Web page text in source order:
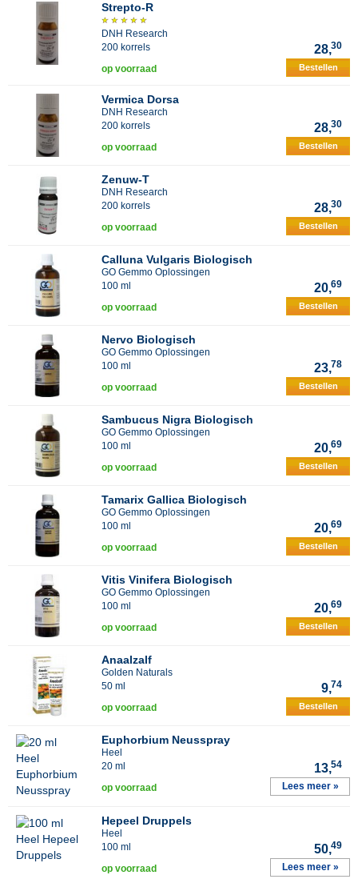
Strepto-R
DNH Research
200 korrels
28,30
op voorraad Bestellen
Vermica Dorsa
DNH Research
200 korrels
28,30
op voorraad Bestellen
Zenuw-T
DNH Research
200 korrels
28,30
op voorraad Bestellen
Calluna Vulgaris Biologisch
GO Gemmo Oplossingen
100 ml
20,69
op voorraad Bestellen
Nervo Biologisch
GO Gemmo Oplossingen
100 ml
23,78
op voorraad Bestellen
Sambucus Nigra Biologisch
GO Gemmo Oplossingen
100 ml
20,69
op voorraad Bestellen
Tamarix Gallica Biologisch
GO Gemmo Oplossingen
100 ml
20,69
op voorraad Bestellen
Vitis Vinifera Biologisch
GO Gemmo Oplossingen
100 ml
20,69
op voorraad Bestellen
Anaalzalf
Golden Naturals
50 ml
9,74
op voorraad Bestellen
Euphorbium Neusspray
Heel
20 ml
13,54
op voorraad Lees meer »
Hepeel Druppels
Heel
100 ml
50,49
op voorraad Lees meer »